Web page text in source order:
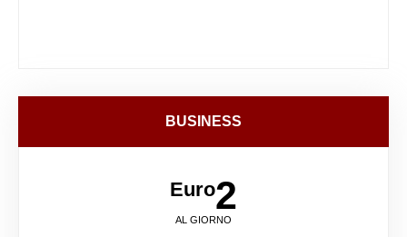
BUSINESS
Euro2
AL GIORNO